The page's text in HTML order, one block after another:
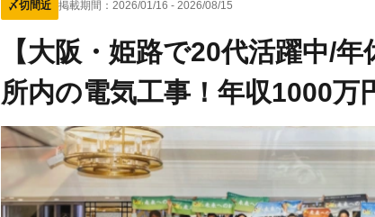
〆切間近 掲載期間： 2026/01/16 - 2026/08/15
【大阪・姫路で20代活躍中/
所内の電気工事！年収1000万